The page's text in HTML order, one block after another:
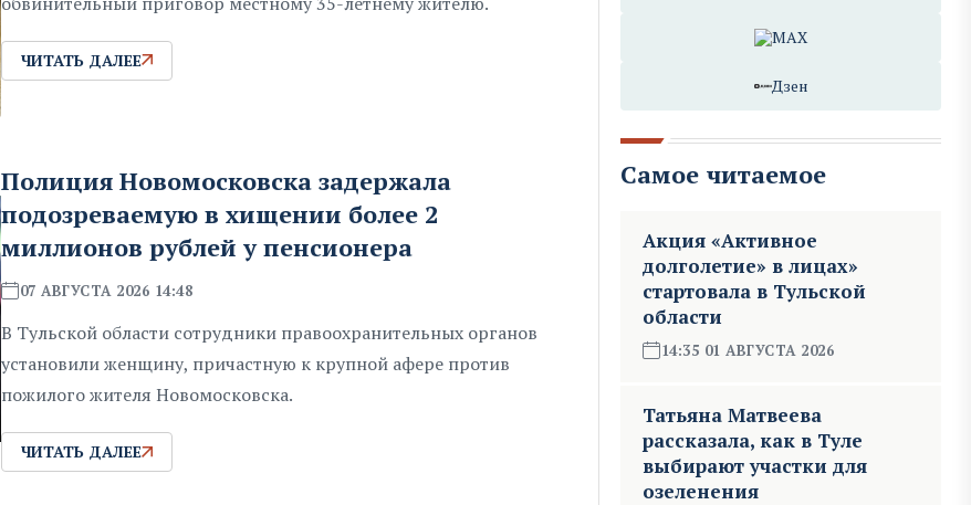
ЧИТАТЬ ДАЛЕЕ
Полиция Новомосковска задержала
подозреваемую в хищении более 2
миллионов рублей у пенсионера
07 АВГУСТА 2026 14:48
В Тульской области сотрудники правоохранительных органов
установили женщину, причастную к крупной афере против
пожилого жителя Новомосковска.
ЧИТАТЬ ДАЛЕЕ
MAX
Дзен
Самое читаемое
Акция «Активное
долголетие» в лицах»
стартовала в Тульской
области
14:35 01 АВГУСТА 2026
Татьяна Матвеева
рассказала, как в Туле
выбирают участки для
озеленения